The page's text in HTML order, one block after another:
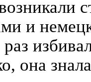
и
она